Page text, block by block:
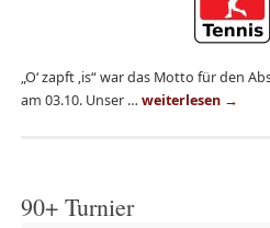
„O‘ zapft ‚is“ war das Motto für den
am 03.10. Unser … weiterlesen →
90+ Turnier